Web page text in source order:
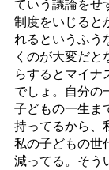
制度をいじると
れるというふう
くのが大変だ
らするとマイナ
でしょ。自分の
子どもの一生ま
持ってるから、
私の子どもの世
減ってる。そう